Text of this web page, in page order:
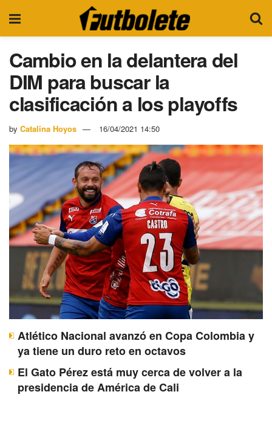
Cambio en la delantera del
DIM para buscar la
clasificación a los playoffs
by Catalina Hoyos 16/04/2021 14:50
Atlético Nacional avanzó en Copa Colombia y
ya tiene un duro reto en octavos
El Gato Pérez está muy cerca de volver a la
presidencia de América de Cali